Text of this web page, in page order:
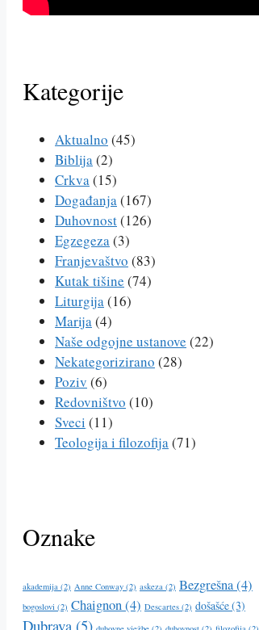
Kategorije
Aktualno (45)
Biblija(2)
Crkva(15)
Događanja(167)
Duhovnost(126)
Egzegeza(3)
Franjevaštvo (83)
Kutak tišine (74)
Liturgija(16)
Marija(4)
Naše odgojne ustanove (22)
Nekategorizirano (28)
Poziv (6)
Redovništvo (10)
Sveci (11)
Teologija i filozofija(71)
Oznake
akademija (2) Anne Conway (2) askeza (2) Bezgrešna(4)
bogoslovi (2) Chaignon(4) Descartes (2) došašće(3)
Dubrava (5)